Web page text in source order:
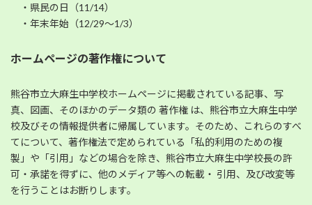
・県民の日（11/14）
・年末年始（12/29～1/3）
ホームページの著作権について
熊谷市立大麻生中学校ホームページに掲載されている記事、写
真、図画、そのほかのデータ類の 著作権 は、熊谷市立大麻生中学
校及びその情報提供者に帰属しています。そのため、これらのすべ
てについて、著作権法で定められている「私的利用のための複
製」や「引用」などの場合を除き、熊谷市立大麻生中学校長の許
可・承諾を得ずに、他のメディア等への転載・ 引用、及び改変等
を行うことはお断りします。